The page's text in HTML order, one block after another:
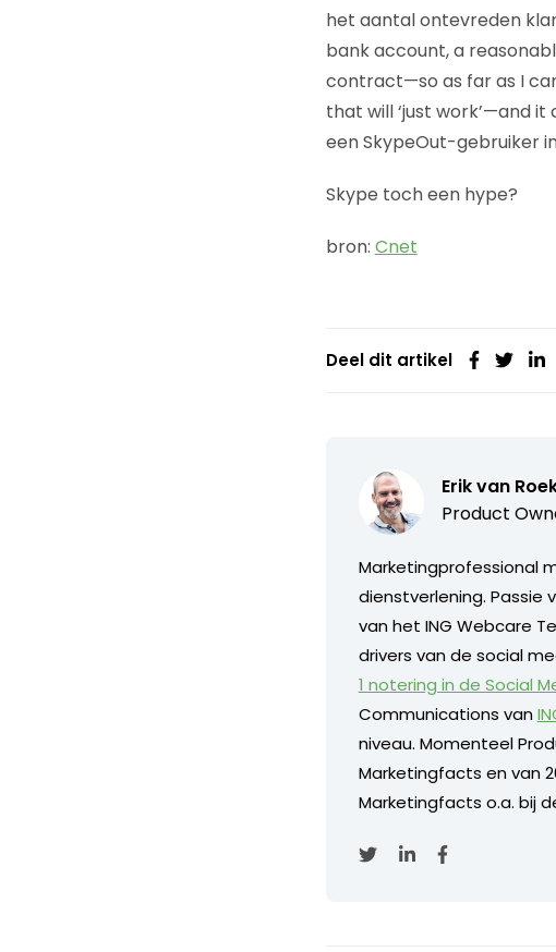
het aantal ontevreden
bank account, a
contract—so as far as I
that will ‘just work’—and
een SkypeOut-gebruiker
Skype toch een hype?
bron: Cnet
Deel dit artikel
Erik van
Product
Marketingprofessional
dienstverlening. Passie
van het ING Webcare
drivers van de social
1 notering in de Social
Communications van
niveau. Momenteel
Marketingfacts en van
Marketingfacts o.a. bij